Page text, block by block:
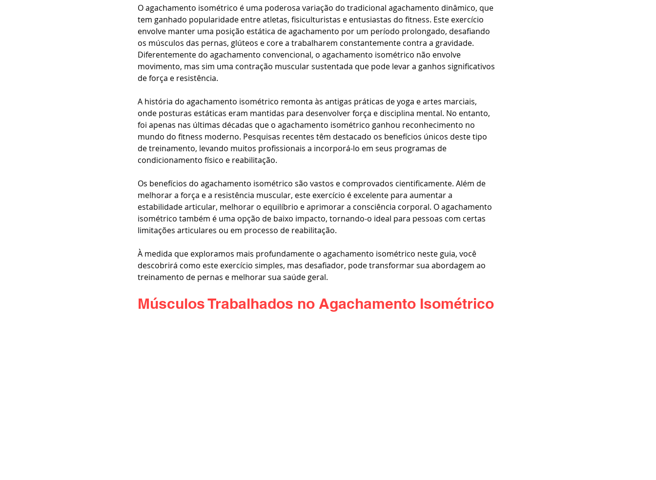
O agachamento isométrico é uma poderosa variação do tradicional agachamento dinâmico, que
tem ganhado popularidade entre atletas, fisiculturistas e entusiastas do fitness. Este exercício
envolve manter uma posição estática de agachamento por um período prolongado, desafiando
os músculos das pernas, glúteos e core a trabalharem constantemente contra a gravidade.
Diferentemente do agachamento convencional, o agachamento isométrico não envolve
movimento, mas sim uma contração muscular sustentada que pode levar a ganhos significativos
de força e resistência.
A história do agachamento isométrico remonta às antigas práticas de yoga e artes marciais,
onde posturas estáticas eram mantidas para desenvolver força e disciplina mental. No entanto,
foi apenas nas últimas décadas que o agachamento isométrico ganhou reconhecimento no
mundo do fitness moderno. Pesquisas recentes têm destacado os benefícios únicos deste tipo
de treinamento, levando muitos profissionais a incorporá-lo em seus programas de
condicionamento físico e reabilitação.
Os benefícios do agachamento isométrico são vastos e comprovados cientificamente. Além de
melhorar a força e a resistência muscular, este exercício é excelente para aumentar a
estabilidade articular, melhorar o equilíbrio e aprimorar a consciência corporal. O agachamento
isométrico também é uma opção de baixo impacto, tornando-o ideal para pessoas com certas
limitações articulares ou em processo de reabilitação.
À medida que exploramos mais profundamente o agachamento isométrico neste guia, você
descobrirá como este exercício simples, mas desafiador, pode transformar sua abordagem ao
treinamento de pernas e melhorar sua saúde geral.
Músculos Trabalhados no Agachamento Isométrico